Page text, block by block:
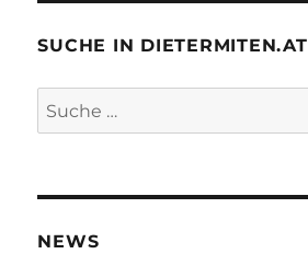
SUCHE IN DIETERMITEN.AT
Suche
nach:
NEWS